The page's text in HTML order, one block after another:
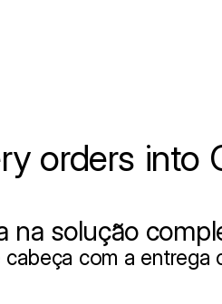
orders into
na solução
cabeça com a